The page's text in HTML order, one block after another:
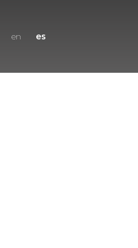
en es